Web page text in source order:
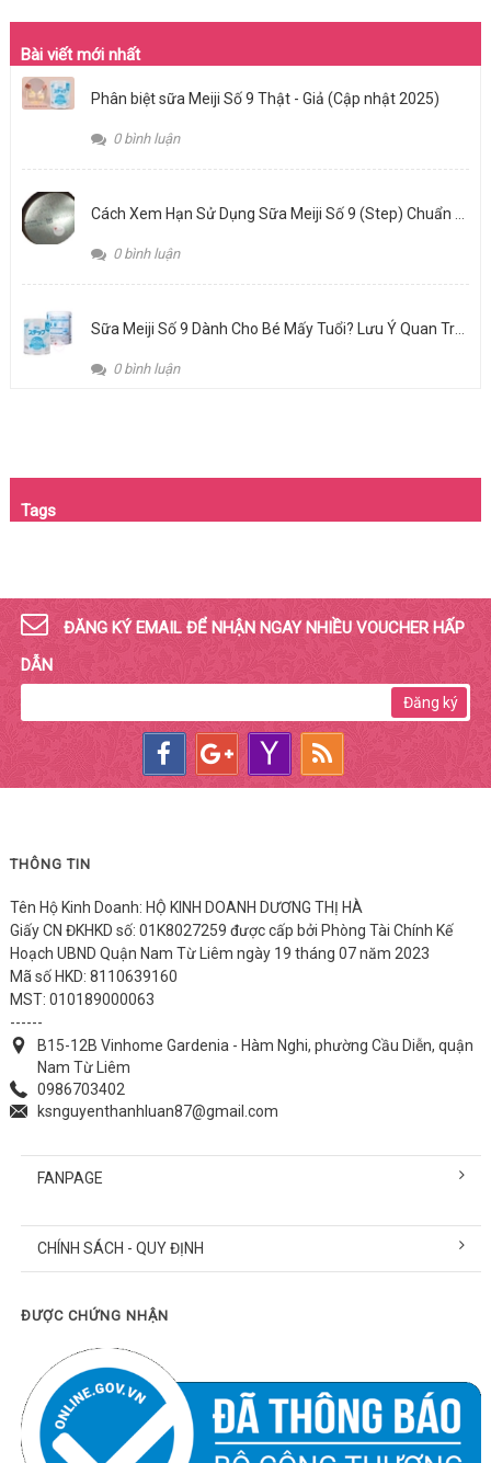
Bài viết mới nhất
Phân biệt sữa Meiji Số 9 Thật - Giả (Cập nhật 2025)
0 bình luận
0 bình luận
Sữa Meiji Số 9 Dành Cho Bé Mấy Tuổi? Lưu Ý Quan Trọng Khi Chọn Sữa Cho Giai Đoạn Vàng 1-3 Tuổi
0 bình luận
Tags
ĐĂNG KÝ EMAIL ĐỂ NHẬN NGAY NHIỀU VOUCHER HẤP
DẪN
Đăng ký
THÔNG TIN
Tên Hộ Kinh Doanh: HỘ KINH DOANH DƯƠNG THỊ HÀ
Giấy CN ĐKHKD số: 01K8027259 được cấp bởi Phòng Tài Chính Kế
Hoạch UBND Quận Nam Từ Liêm ngày 19 tháng 07 năm 2023
Mã số HKD: 8110639160
MST: 010189000063
------
B15-12B Vinhome Gardenia - Hàm Nghi, phường Cầu Diễn, quận
Nam Từ Liêm
0986703402
ksnguyenthanhluan87@gmail.com
FANPAGE
CHÍNH SÁCH - QUY ĐỊNH
ĐƯỢC CHỨNG NHẬN